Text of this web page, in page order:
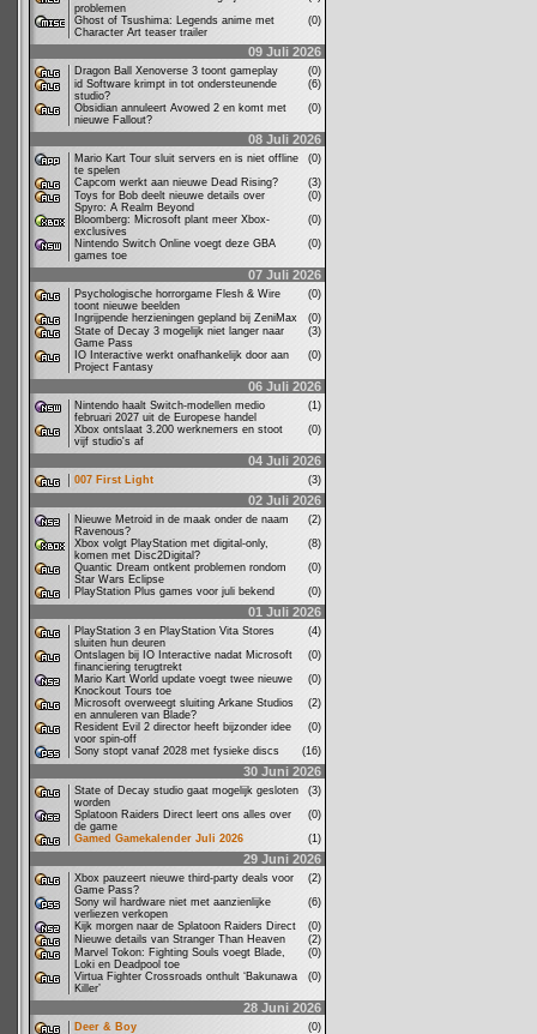
problemen
Ghost of Tsushima: Legends anime met
Character Art teaser trailer
(0)
09 Juli 2026
Dragon Ball Xenoverse 3 toont gameplay
(0)
id Software krimpt in tot ondersteunende
studio?
(6)
Obsidian annuleert Avowed 2 en komt met
nieuwe Fallout?
(0)
08 Juli 2026
Mario Kart Tour sluit servers en is niet offline
te spelen
(0)
Capcom werkt aan nieuwe Dead Rising?
(3)
Toys for Bob deelt nieuwe details over
Spyro: A Realm Beyond
(0)
Bloomberg: Microsoft plant meer Xbox-
exclusives
(0)
Nintendo Switch Online voegt deze GBA
games toe
(0)
07 Juli 2026
Psychologische horrorgame Flesh & Wire
toont nieuwe beelden
(0)
Ingrijpende herzieningen gepland bij ZeniMax
(0)
State of Decay 3 mogelijk niet langer naar
Game Pass
(3)
IO Interactive werkt onafhankelijk door aan
Project Fantasy
(0)
06 Juli 2026
Nintendo haalt Switch-modellen medio
februari 2027 uit de Europese handel
(1)
Xbox ontslaat 3.200 werknemers en stoot
vijf studio's af
(0)
04 Juli 2026
007 First Light (3)
02 Juli 2026
Nieuwe Metroid in de maak onder de naam
Ravenous?
(2)
Xbox volgt PlayStation met digital-only,
komen met Disc2Digital?
(8)
Quantic Dream ontkent problemen rondom
Star Wars Eclipse
(0)
PlayStation Plus games voor juli bekend
(0)
01 Juli 2026
PlayStation 3 en PlayStation Vita Stores
sluiten hun deuren
(4)
Ontslagen bij IO Interactive nadat Microsoft
financiering terugtrekt
(0)
Mario Kart World update voegt twee nieuwe
Knockout Tours toe
(0)
Microsoft overweegt sluiting Arkane Studios
en annuleren van Blade?
(2)
Resident Evil 2 director heeft bijzonder idee
voor spin-off
(0)
Sony stopt vanaf 2028 met fysieke discs
(16)
30 Juni 2026
State of Decay studio gaat mogelijk gesloten
worden
(3)
Splatoon Raiders Direct leert ons alles over
de game
(0)
Gamed Gamekalender Juli 2026
(1)
29 Juni 2026
Xbox pauzeert nieuwe third-party deals voor
Game Pass?
(2)
Sony wil hardware niet met aanzienlijke
verliezen verkopen
(6)
Kijk morgen naar de Splatoon Raiders Direct
(0)
Nieuwe details van Stranger Than Heaven
(2)
Marvel Tokon: Fighting Souls voegt Blade,
Loki en Deadpool toe
(0)
Virtua Fighter Crossroads onthult ‘Bakunawa
Killer’
(0)
28 Juni 2026
Deer & Boy (0)